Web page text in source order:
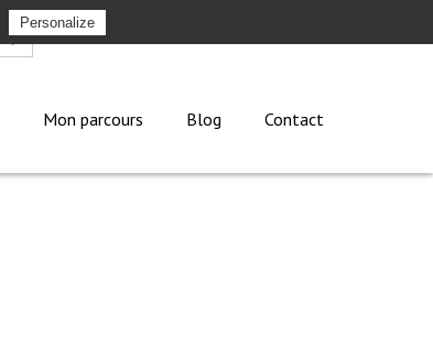
Mon parcours Blog Contact
Personalize